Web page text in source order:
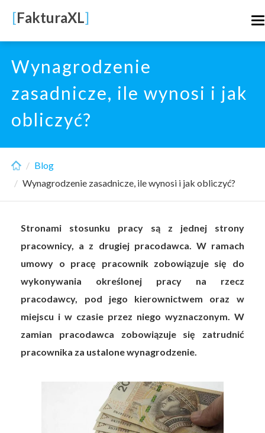
main
content
[FakturaXL]
Wynagrodzenie
zasadnicze, ile wynosi i jak
obliczyć?
Blog
Wynagrodzenie zasadnicze, ile wynosi i jak obliczyć?
Stronami stosunku pracy są z jednej strony
pracownicy, a z drugiej pracodawca. W ramach
umowy o pracę pracownik zobowiązuje się do
wykonywania określonej pracy na rzecz
pracodawcy, pod jego kierownictwem oraz w
miejscu i w czasie przez niego wyznaczonym. W
zamian pracodawca zobowiązuje się zatrudnić
pracownika za ustalone wynagrodzenie.